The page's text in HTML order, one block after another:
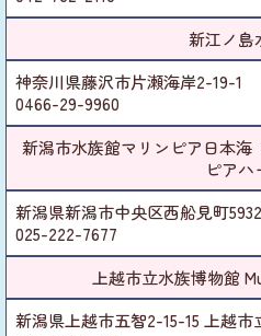
新江ノ島
神奈川県藤沢市片瀬海岸2-19-1
0466-29-9960
新潟市水族館マリンピア日本海
ピアハ
新潟県新潟市中央区西船見町
025-222-7677
上越市立水族博物館
新潟県上越市五智2-15-15 上越市